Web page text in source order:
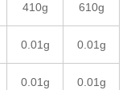
410g 610g
0.01g 0.01g
0.01g 0.01g